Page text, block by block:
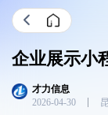
企业展示小
2026-04-30